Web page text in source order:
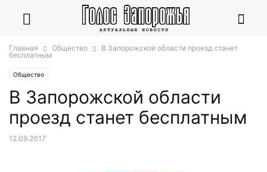
Главная Общество
В Запорожской области проезд станет
бесплатным
Общество
В Запорожской области
проезд станет бесплатным
12.09.2017